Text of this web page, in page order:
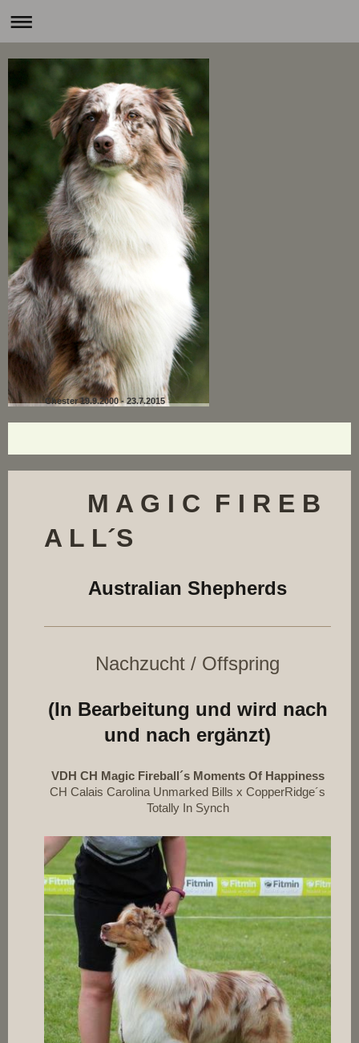
Chester 19.9.2000 - 23.7.2015
M A G I C F I R E B
A L L´S
Australian Shepherds
Nachzucht / Offspring
(In Bearbeitung und wird nach
und nach ergänzt)
VDH CH Magic Fireball´s Moments Of Happiness
CH Calais Carolina Unmarked Bills x CopperRidge´s
Totally In Synch